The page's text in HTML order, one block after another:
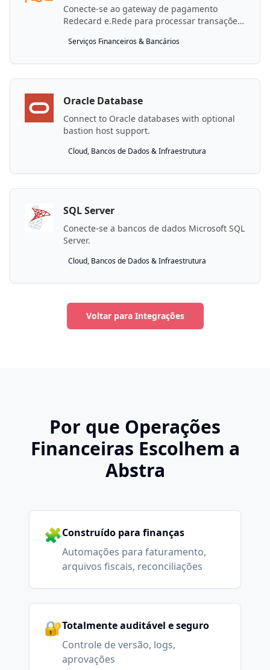
Conecte-se ao gateway de pagamento
Redecard e.Rede para processar transações
Serviços Financeiros & Bancários
Oracle Database
Connect to Oracle databases with optional
bastion host support.
Cloud, Bancos de Dados & Infraestrutura
SQL Server
Conecte-se a bancos de dados Microsoft SQL
Server.
Cloud, Bancos de Dados & Infraestrutura
Voltar para Integrações
Por que Operações
Financeiras Escolhem a
Abstra
🧩Construído para finanças
Automações para faturamento,
arquivos fiscais, reconciliações
🔐Totalmente auditável e seguro
Controle de versão, logs,
aprovações